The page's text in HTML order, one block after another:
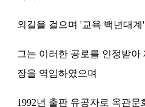
외길을 걸으며 '교육 백년대
그는 이러한 공로를 인정받아
장을 역임하였으며
1992년 출판 유공자로 옥관